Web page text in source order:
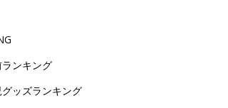
ンキング
ッズランキング